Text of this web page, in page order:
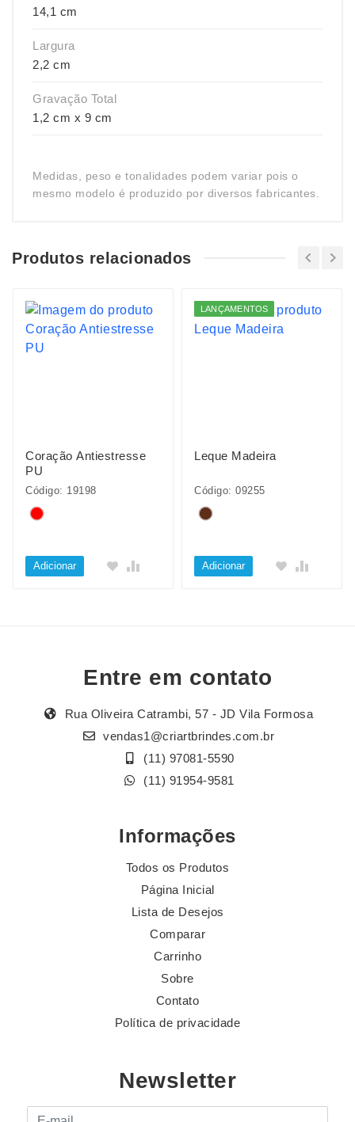
14,1 cm
Largura
2,2 cm
Gravação Total
1,2 cm x 9 cm
Medidas, peso e tonalidades podem variar pois o
mesmo modelo é produzido por diversos fabricantes.
Produtos relacionados
Coração Antiestresse
PU
Código: 19198
Adicionar
LANÇAMENTOS
Leque Madeira
Código: 09255
Adicionar
Entre em contato
Rua Oliveira Catrambi, 57 - JD Vila Formosa
vendas1@criartbrindes.com.br
(11) 97081-5590
(11) 91954-9581
Informações
Todos os Produtos
Página Inicial
Lista de Desejos
Comparar
Carrinho
Sobre
Contato
Política de privacidade
Newsletter
E-mail